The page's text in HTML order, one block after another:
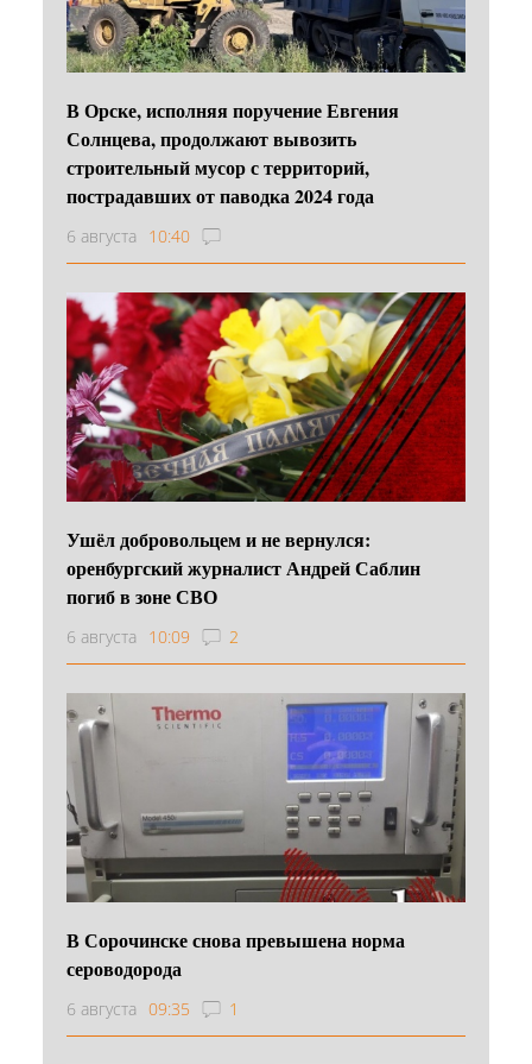
В Орске, исполняя поручение Евгения
Солнцева, продолжают вывозить
строительный мусор с территорий,
пострадавших от паводка 2024 года
6 августа 10:40
Ушёл добровольцем и не вернулся:
оренбургский журналист Андрей Саблин
погиб в зоне СВО
6 августа 10:09 2
В Сорочинске снова превышена норма
сероводорода
6 августа 09:35 1